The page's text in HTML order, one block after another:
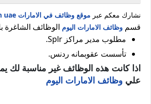
نشارك معكم عبر موقع وظائف في الامارات jobs in uae
قسم وظائف الامارات اليوم الوظائف الشاغرة
مطلوب مدير مراكز Splr.
تأسست عقوبمانه ردنس.
اذا كانت هذه الوظائف غير مناسبة لك
علي وظائف الامارات اليوم